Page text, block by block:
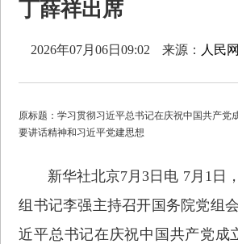
丁薛祥出席
2026年07月06日09:02 来源： 人民
原标题：学习贯彻习近平总书记在庆祝中国共产党
要讲话精神和习近平党建思想
新华社北京7月3日电 7月1日
组书记李强主持召开国务院党组
近平总书记在庆祝中国共产党成